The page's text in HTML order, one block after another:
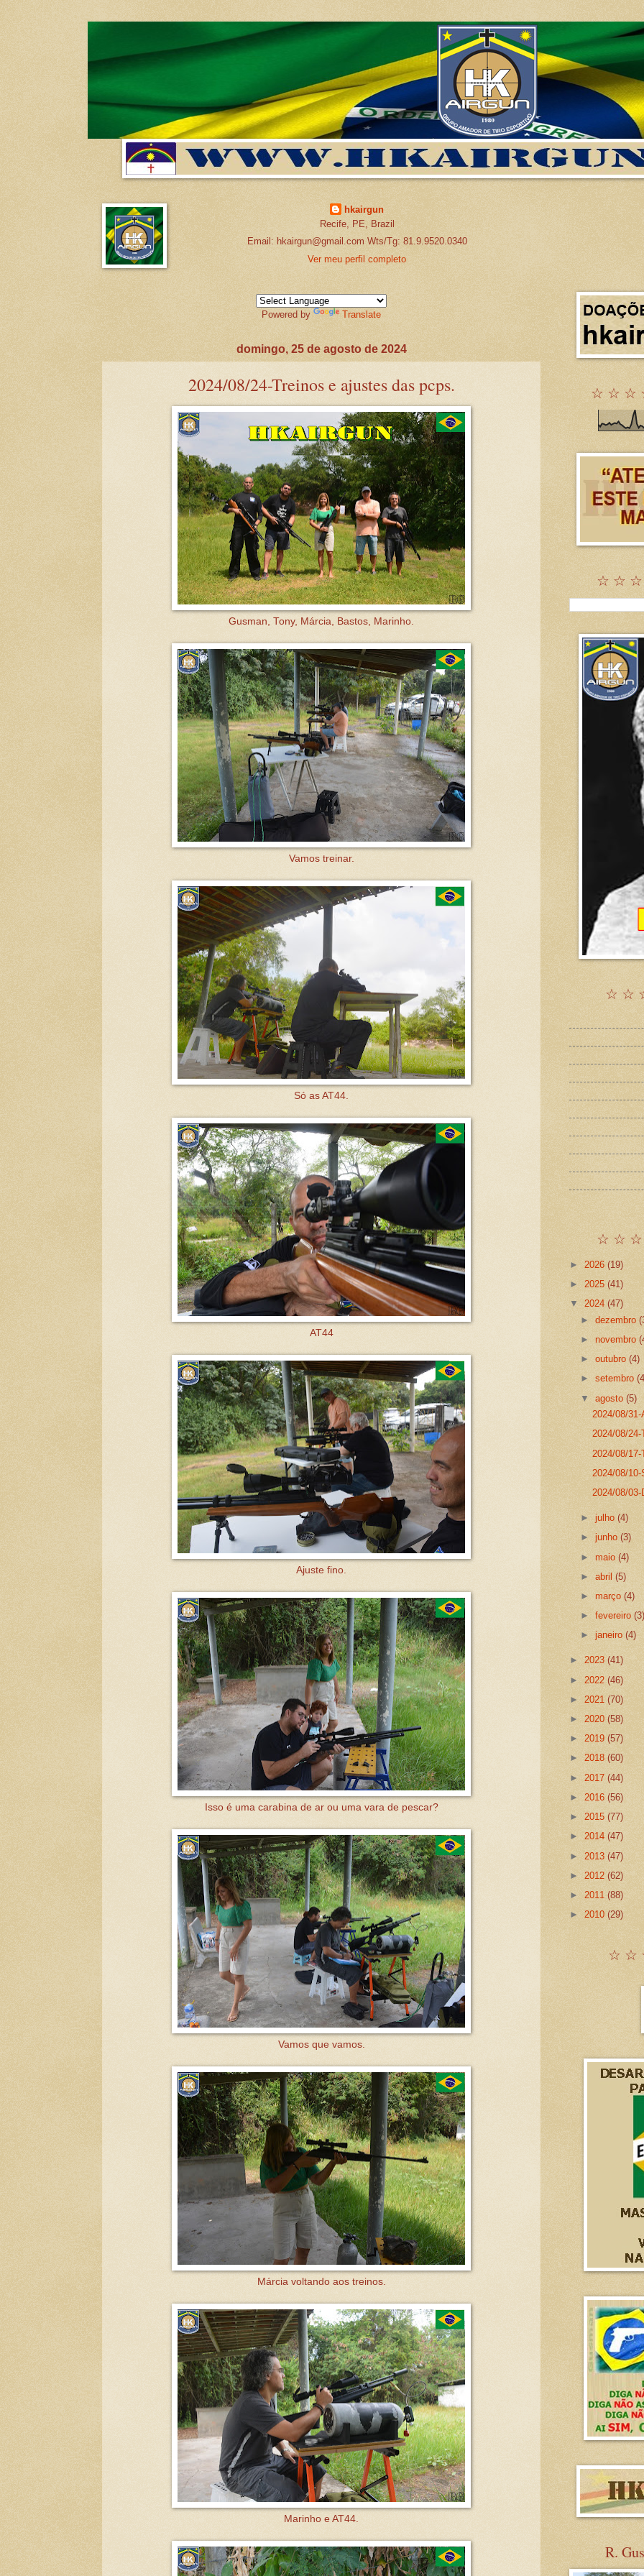
hkairgun
Recife, PE, Brazil
Email: hkairgun@gmail.com Wts/Tg: 81.9.9520.0340
Ver meu perfil completo
Powered by Translate
domingo, 25 de agosto de 2024
2024/08/24-Treinos e ajustes das pcps.
Gusman, Tony, Márcia, Bastos, Marinho.
Vamos treinar.
Só as AT44.
AT44
Ajuste fino.
Isso é uma carabina de ar ou uma vara de pescar?
Vamos que vamos.
Márcia voltando aos treinos.
Marinho e AT44.
☆ ☆ ☆
☆ ☆ ☆
☆ ☆
☆ ☆ ☆
► 2026 (19)
► 2025 (41)
▼ 2024 (47)
►dezembro
► novembro
►outubro(4)
►setembro
▼agosto(5)
2024/08/
2024/08/
2024/08/
2024/08/
2024/08/03-
►julho(4)
►junho(3)
►maio(4)
►abril(5)
► março(4)
►fevereiro
►janeiro(4)
► 2023 (41)
► 2022 (46)
► 2021 (70)
► 2020 (58)
► 2019 (57)
► 2018 (60)
► 2017 (44)
► 2016 (56)
► 2015 (77)
► 2014 (47)
► 2013 (47)
► 2012 (62)
► 2011 (88)
► 2010 (29)
☆ ☆
R.